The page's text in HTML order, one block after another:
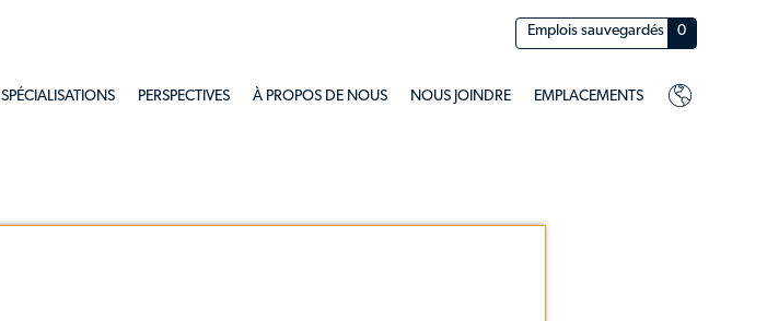
Emplois sauvegardés
0
SPÉCIALISATIONS PERSPECTIVES À PROPOS DE NOUS NOUS JOINDRE EMPLACEMENTS